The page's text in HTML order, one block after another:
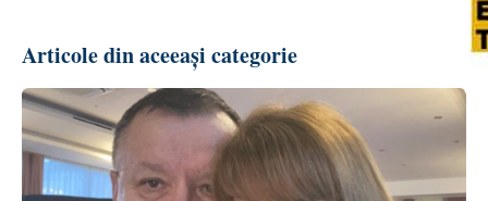
Articole din aceeași categorie